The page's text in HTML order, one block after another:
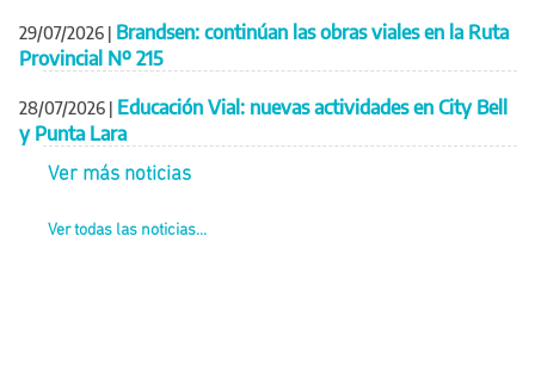
29/07/2026
Brandsen: continúan las obras viales en la Ruta
Provincial Nº 215
28/07/2026
Educación Vial: nuevas actividades en City Bell
y Punta Lara
Ver más noticias
Ver todas las noticias...